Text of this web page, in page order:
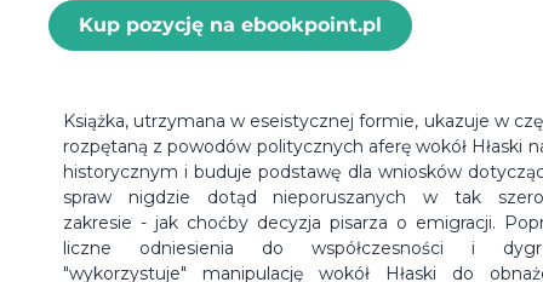
Kup pozycję na ebookpoint.pl
Książka, utrzymana w eseistycznej formie, ukazuje w
rozpętaną z powodów politycznych aferę wokół Hłaski
historycznym i buduje podstawę dla wniosków
spraw nigdzie dotąd nieporuszanych w tak
zakresie - jak choćby decyzja pisarza o emigracji.
liczne odniesienia do współczesności i
"wykorzystuje" manipulację wokół Hłaski do